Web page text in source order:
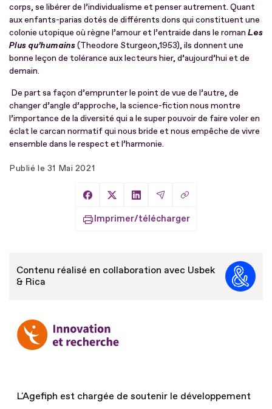
corps, se libérer de l’individualisme et penser autrement. Quant
aux enfants-parias dotés de différents dons qui constituent une
colonie utopique où règne l’amour et l’entraide dans le roman Les
Plus qu’humains(Theodore Sturgeon,1953), ils donnent une
bonne leçon de tolérance aux lecteurs hier, d’aujourd’hui et de
demain.
De part sa façon d’emprunter le point de vue de l’autre, de
changer d’angle d’approche, la science-fiction nous montre
l’importance de la diversité qui a le super pouvoir de faire voler en
éclat le carcan normatif qui nous bride et nous empêche de vivre
ensemble dans le respect et l’harmonie.
Publié le 31 Mai 2021
Partager sur Facebook
Partager sur X
Partager sur LinkedIn
Partager par Email
Copier le lien
Imprimer/télécharger
Contenu réalisé en collaboration avec Usbek
& Rica
L'Agefiph est chargée de soutenir le développement